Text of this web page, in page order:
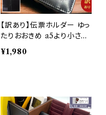
【訳あり】伝票ホルダー ゆっ
たりおおきめ a5より小さい
名入れ おしゃれ 二つ折り
A5 マグネット バインダー
ク ブラウン メンズ レディー
ス メール便 送料無料/かわ
¥1,980